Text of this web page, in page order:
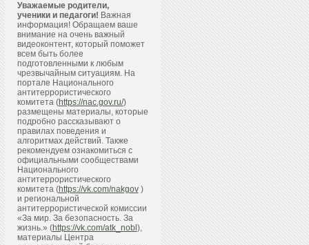
Уважаемые родители,
ученики и педагоги! Важная
информация! Обращаем ваше
внимание на очень важный
видеоконтент, который поможет
всем быть более
подготовленными к любым
чрезвычайным ситуациям. На
портале Национального
антитеррористического
комитета (https://nac.gov.ru/)
размещены материалы, которые
подробно рассказывают о
правилах поведения и
алгоритмах действий. Также
рекомендуем ознакомиться с
официальными сообществами
Национального
антитеррористического
комитета (https://vk.com/nakgov)
и региональной
антитеррористической комиссии
«За мир. За безопасность. За
жизнь.» (https://vk.com/atk_nobl ),
материалы Центра